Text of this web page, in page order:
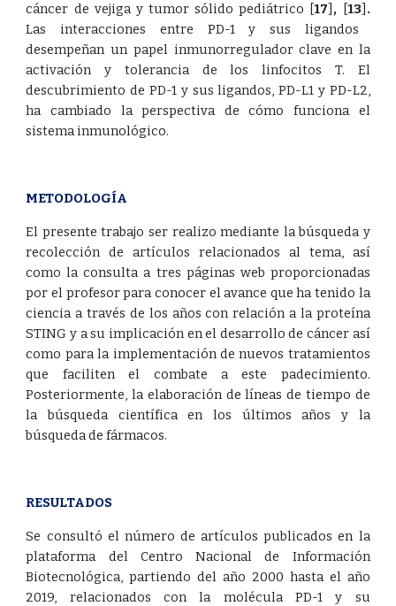
cáncer de vejiga y tumor sólido pediátrico [17] , [13] .
Las interacciones entre PD-1 y sus ligandos
desempeñan un papel inmunorregulador clave en la
activación y tolerancia de los linfocitos T. El
descubrimiento de PD-1 y sus ligandos, PD-L1 y PD-L2,
ha cambiado la perspectiva de cómo funciona el
sistema inmunológico.
METODOLOGÍA
El presente trabajo ser realizo mediante la búsqueda y
recolección de artículos relacionados al tema, así
como la consulta a tres páginas web proporcionadas
por el profesor para conocer el avance que ha tenido la
ciencia a través de los años con relación a la proteína
STING y a su implicación en el desarrollo de cáncer así
como para la implementación de nuevos tratamientos
que faciliten el combate a este padecimiento.
Posteriormente, la elaboración de líneas de tiempo de
la búsqueda científica en los últimos años y la
búsqueda de fármacos.
RESULTADOS
Se consultó el número de artículos publicados en la
plataforma del Centro Nacional de Información
Biotecnológica, partiendo del año 2000 hasta el año
2019, relacionados con la molécula PD-1 y su